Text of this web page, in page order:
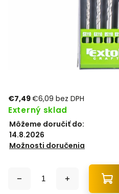
€7,49€6,09 bez DPH
Externý sklad
Môžeme doručiť do:
14.8.2026
Možnosti doručenia